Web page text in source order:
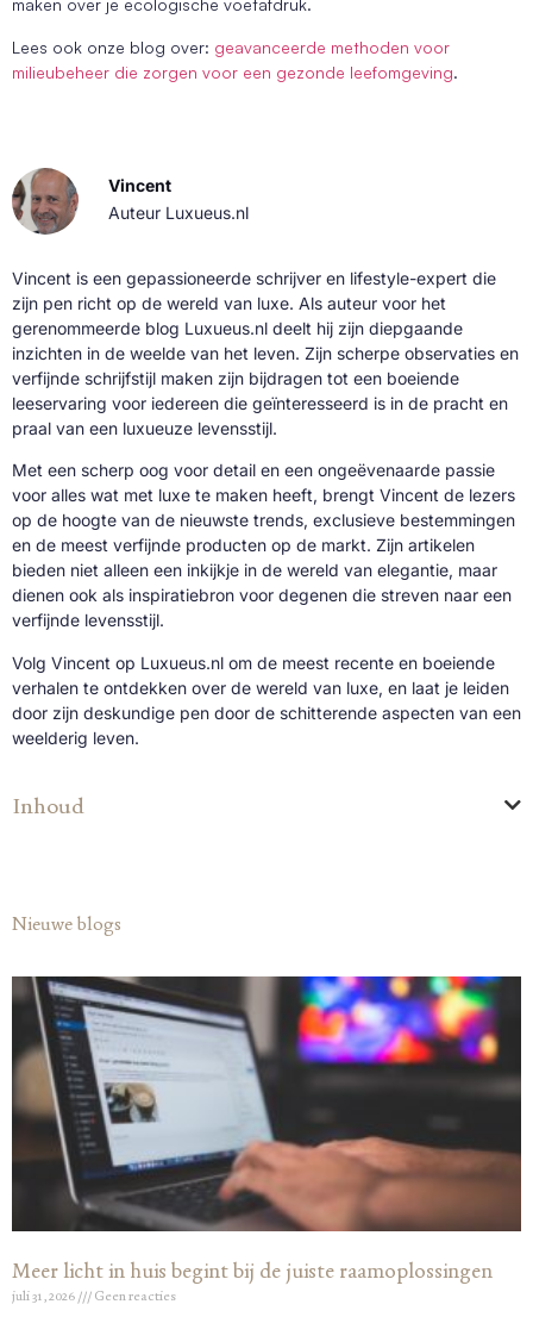
maken over je ecologische voetafdruk.
Lees ook onze blog over: geavanceerde methoden voor
milieubeheer die zorgen voor een gezonde leefomgeving.
Vincent
Auteur Luxueus.nl
Vincent is een gepassioneerde schrijver en lifestyle-expert die
zijn pen richt op de wereld van luxe. Als auteur voor het
gerenommeerde blog Luxueus.nl deelt hij zijn diepgaande
inzichten in de weelde van het leven. Zijn scherpe observaties en
verfijnde schrijfstijl maken zijn bijdragen tot een boeiende
leeservaring voor iedereen die geïnteresseerd is in de pracht en
praal van een luxueuze levensstijl.
Met een scherp oog voor detail en een ongeëvenaarde passie
voor alles wat met luxe te maken heeft, brengt Vincent de lezers
op de hoogte van de nieuwste trends, exclusieve bestemmingen
en de meest verfijnde producten op de markt. Zijn artikelen
bieden niet alleen een inkijkje in de wereld van elegantie, maar
dienen ook als inspiratiebron voor degenen die streven naar een
verfijnde levensstijl.
Volg Vincent op Luxueus.nl om de meest recente en boeiende
verhalen te ontdekken over de wereld van luxe, en laat je leiden
door zijn deskundige pen door de schitterende aspecten van een
weelderig leven.
Inhoud
Nieuwe blogs
Meer licht in huis begint bij de juiste raamoplossingen
juli 31, 2026 Geen reacties